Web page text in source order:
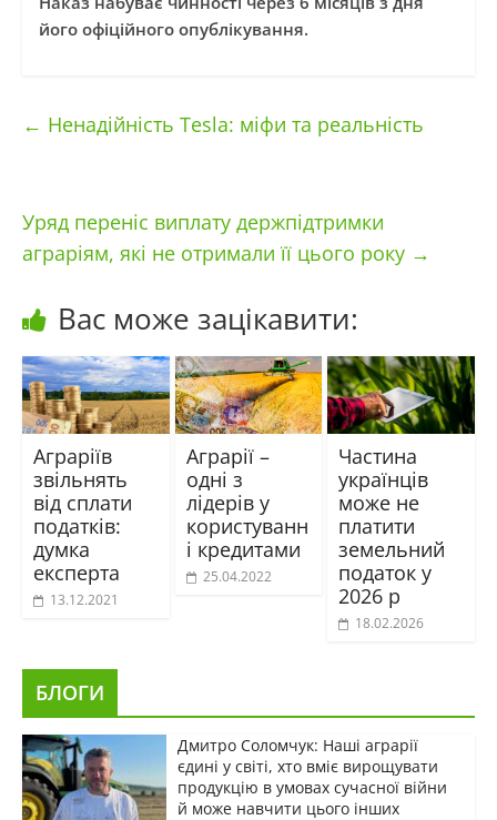
його офіційного опублікування.
← Ненадійність Tesla: міфи та реальність
Уряд переніс виплату держпідтримки
аграріям, які не отримали її цього року →
Вас може зацікавити:
Аграріїв
звільнять
від сплати
податків:
думка
експерта
13.12.2021
Аграрії –
одні з
лідерів у
користуванн
і кредитами
25.04.2022
Частина
українців
може не
платити
земельний
податок у
2026 р
18.02.2026
БЛОГИ
Дмитро Соломчук: Наші аграрії
єдині у світі, хто вміє вирощувати
продукцію в умовах сучасної війни
й може навчити цього інших